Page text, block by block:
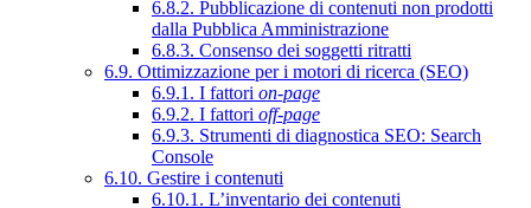
6.8.2. Pubblicazione di contenuti non prodotti
dalla Pubblica Amministrazione
6.8.3. Consenso dei soggetti ritratti
6.9. Ottimizzazione per i motori di ricerca (SEO)
6.9.1. I fattori on-page
6.9.2. I fattori off-page
6.9.3. Strumenti di diagnostica SEO: Search
Console
6.10. Gestire i contenuti
6.10.1. L’inventario dei contenuti